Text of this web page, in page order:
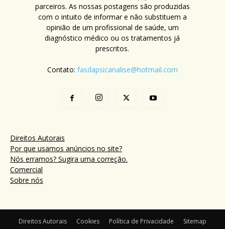
parceiros. As nossas postagens são produzidas
com o intuito de informar e não substituem a
opinião de um profissional de saúde, um
diagnóstico médico ou os tratamentos já
prescritos.
Contato: fasdapsicanalise@hotmail.com
Direitos Autorais
Por que usamos anúncios no site?
Nós erramos? Sugira uma correção.
Comercial
Sobre nós
Direitos Autorais Cookies Política de Privacidade Sitemap